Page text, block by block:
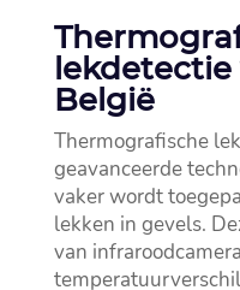
België
Thermografische
geavanceerde
vaker wordt
lekken in gevels.​
van